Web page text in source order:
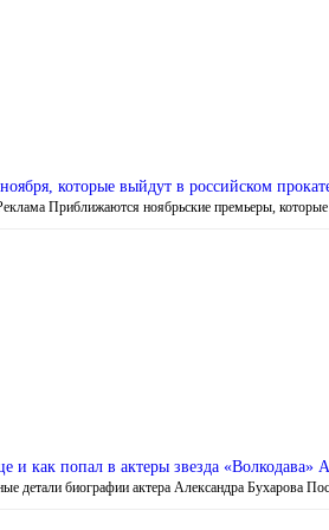
которые выйдут в российском
Приближаются ноябрьские премьеры,
и как попал в актеры звезда «Волкодава»
детали биографии актера Александра Бухарова